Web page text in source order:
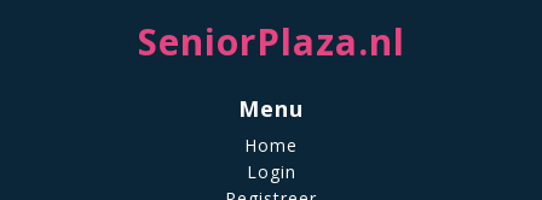
SeniorPlaza.nl
Menu
Home
Login